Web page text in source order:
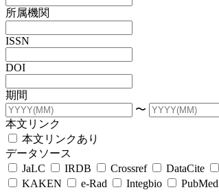
所属機関
ISSN
DOI
期間
〜
本文リンク
本文リンクあり
データソース
JaLC
IRDB Crossref DataCite
KAKEN
e-Rad Integbio PubMed